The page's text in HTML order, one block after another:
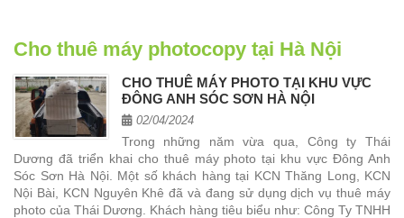
Cho thuê máy photocopy tại Hà Nội
CHO THUÊ MÁY PHOTO TẠI KHU VỰC
ĐÔNG ANH SÓC SƠN HÀ NỘI
02/04/2024
Trong những năm vừa qua, Công ty Thái
Dương đã triển khai cho thuê máy photo tại khu vực Đông Anh
Sóc Sơn Hà Nội. Một số khách hàng tại KCN Thăng Long, KCN
Nội Bài, KCN Nguyên Khê đã và đang sử dụng dịch vụ thuê máy
photo của Thái Dương. Khách hàng tiêu biểu như: Công Ty TNHH